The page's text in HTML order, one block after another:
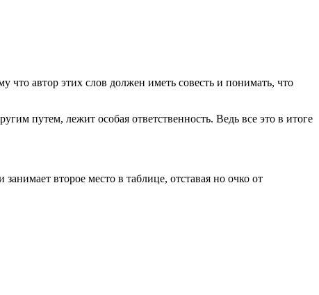
что автор этих слов должен иметь совесть и понимать, что
путем, лежит особая ответственность. Ведь все это в итоге
второе место в таблице, отставая но очко от